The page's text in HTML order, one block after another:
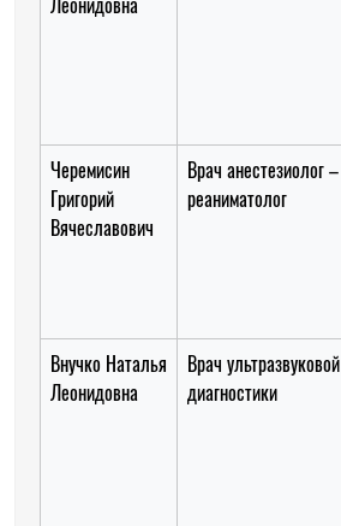
Черемисин
Григорий
Вячеславович
Врач анестезиолог –
реаниматолог
Внучко Наталья
Леонидовна
Врач ультразвуковой
диагностики